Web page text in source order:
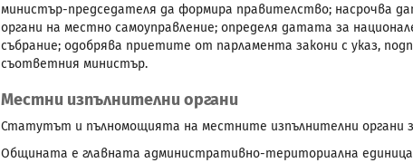
министър-председателя да формира правителство; насрочва
органи на местно самоуправление; определя датата за
събрание; одобрява приетите от парламента закони с указ,
съответния министър.
Местни изпълнителни органи
Статутът и пълномощията на местните изпълнителни
Общината е главната административно-териториална